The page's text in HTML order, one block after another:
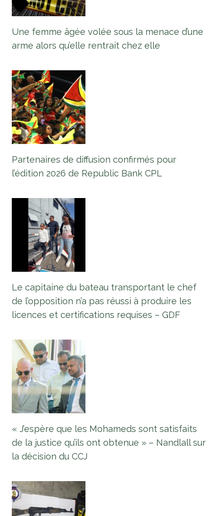
Une femme âgée volée sous la menace d’une
arme alors qu’elle rentrait chez elle
Partenaires de diffusion confirmés pour
l’édition 2026 de Republic Bank CPL
Le capitaine du bateau transportant le chef
de l’opposition n’a pas réussi à produire les
licences et certifications requises – GDF
« J’espère que les Mohameds sont satisfaits
de la justice qu’ils ont obtenue » – Nandlall sur
la décision du CCJ